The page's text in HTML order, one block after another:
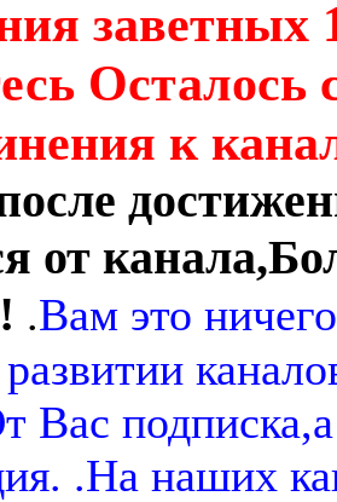
заветных
Осталось
к
от
.Вам это
Вас
.На наших